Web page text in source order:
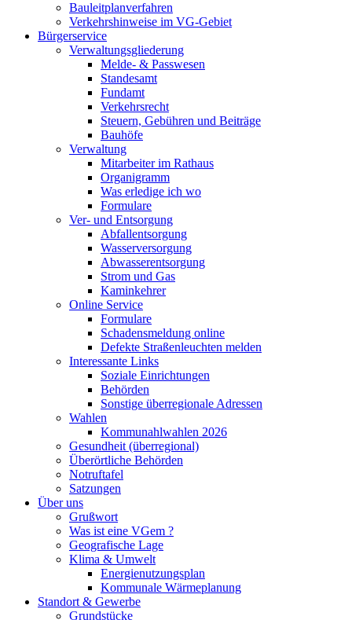
Bauleitplanverfahren
Verkehrshinweise im VG-Gebiet
Bürgerservice
Verwaltungsgliederung
Melde- & Passwesen
Standesamt
Fundamt
Verkehrsrecht
Steuern, Gebühren und Beiträge
Bauhöfe
Verwaltung
Mitarbeiter im Rathaus
Organigramm
Was erledige ich wo
Formulare
Ver- und Entsorgung
Abfallentsorgung
Wasserversorgung
Abwasserentsorgung
Strom und Gas
Kaminkehrer
Online Service
Formulare
Schadensmeldung online
Defekte Straßenleuchten melden
Interessante Links
Soziale Einrichtungen
Behörden
Sonstige überregionale Adressen
Wahlen
Kommunahlwahlen 2026
Gesundheit (überregional)
Überörtliche Behörden
Notruftafel
Satzungen
Über uns
Grußwort
Was ist eine VGem ?
Geografische Lage
Klima & Umwelt
Energienutzungsplan
Kommunale Wärmeplanung
Standort & Gewerbe
Grundstücke